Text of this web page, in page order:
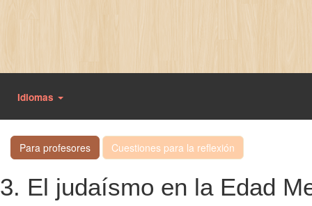
Idiomas
Para profesores Cuestiones para la reflexión
3. El judaísmo en la Edad